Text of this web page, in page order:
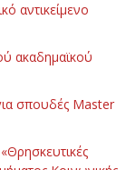
αντικείμενο
ακαδημαϊκού
σπουδές Master